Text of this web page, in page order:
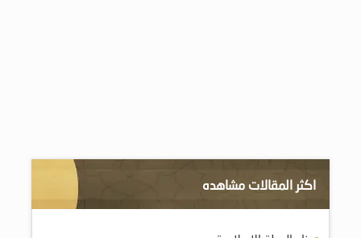
اكثر المقالات مشاهده